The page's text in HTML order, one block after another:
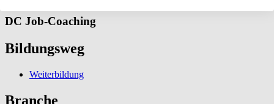
DC Job-Coaching
Bildungsweg
Weiterbildung
Branche